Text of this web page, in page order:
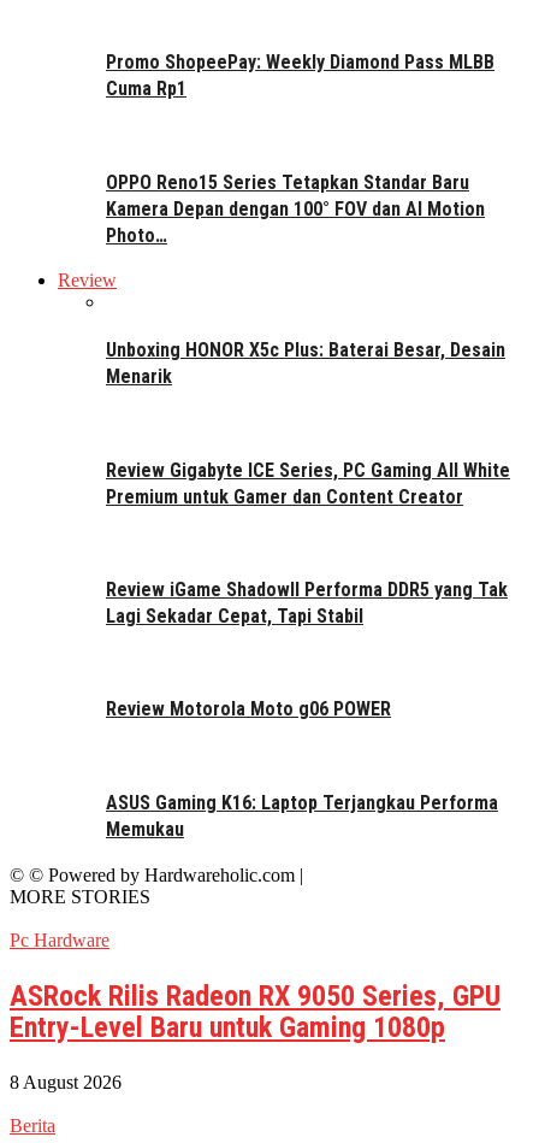
Promo ShopeePay: Weekly Diamond Pass MLBB
Cuma Rp1
OPPO Reno15 Series Tetapkan Standar Baru
Kamera Depan dengan 100° FOV dan AI Motion
Photo…
Review
Unboxing HONOR X5c Plus: Baterai Besar, Desain
Menarik
Review Gigabyte ICE Series, PC Gaming All White
Premium untuk Gamer dan Content Creator
Review iGame ShadowII Performa DDR5 yang Tak
Lagi Sekadar Cepat, Tapi Stabil
Review Motorola Moto g06 POWER
ASUS Gaming K16: Laptop Terjangkau Performa
Memukau
© © Powered by Hardwareholic.com |
MORE STORIES
Pc Hardware
ASRock Rilis Radeon RX 9050 Series, GPU
Entry-Level Baru untuk Gaming 1080p
8 August 2026
Berita